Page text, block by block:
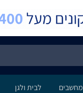
מחשבים לבית ולגן